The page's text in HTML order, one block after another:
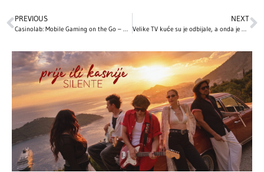
PREVIOUS
Casinolab: Mobile Gaming on the Go – Quick Wins & Seamless Slots
NEXT
Velike TV kuće su je odbijale, a onda je postala najbolja serija svih vremena: Neobična priča krije se iza stvaranja televizijskog remek-dela „Breaking Bad“